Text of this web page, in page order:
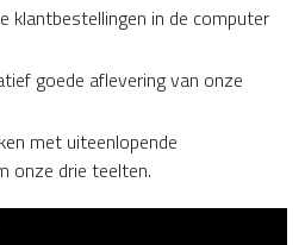
klantbestellingen in de computer
goede aflevering van onze
met uiteenlopende
onze drie teelten.